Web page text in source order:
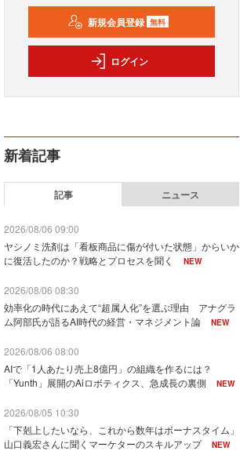
新規会員登録 無料
ログイン
新着記事
記事 ニュース
2026/08/06 09:00
ヤシノミ洗剤は「看板商品に傷が付いた状態」からいか
に復活したのか？戦略とプロセスを聞く
NEW
2026/08/06 08:30
効率化の時代にあえて“超属人化”を選ぶ理由 アナグラ
ム阿部氏が語るAI時代の経営・マネジメント論
NEW
2026/08/06 08:00
AIで「1人あたり売上8億円」の組織を作るには？
「Yunth」展開のAiロボティクス、急成長の裏側
NEW
2026/08/05 10:30
「下剋上したいなら、これから数年はボーナスタイム」
山口義宏さんに聞くマーケターのスキルアップ
NEW